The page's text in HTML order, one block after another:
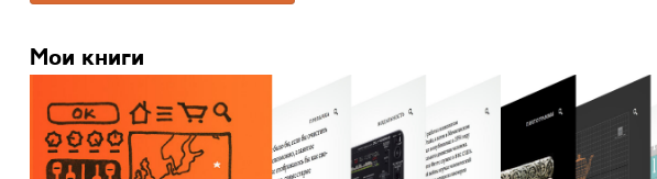
Мои книги